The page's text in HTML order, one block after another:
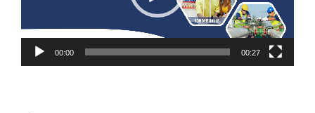
00:00 00:27